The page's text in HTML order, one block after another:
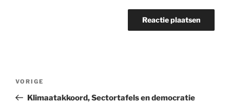
Vorig
bericht
VORIGE
Klimaatakkoord, Sectortafels en democratie